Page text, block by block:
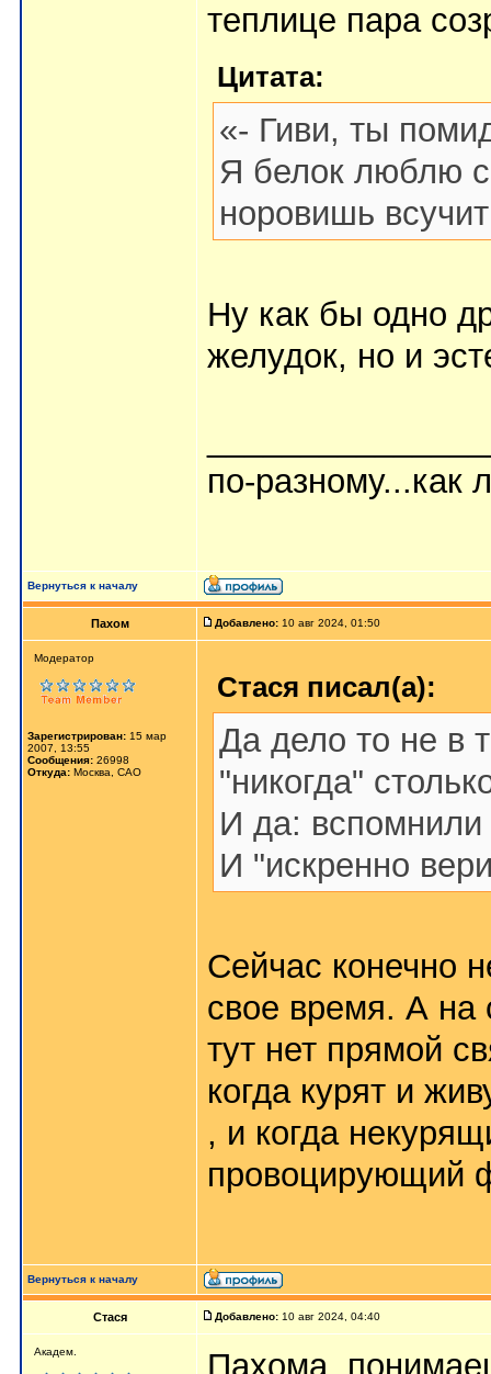
теплице пара
Цитата:
«- Гиви, ты
Я белок люблю с
норовишь
Ну как бы одно
желудок, но и
по-разному...как
Вернуться к началу
Пахом Добавлено: 10 авг 2024, 01:50
Мoдератор
Зарегистрирован: 15 мар
2007, 13:55
Сообщения: 26998
Откуда: Москва, САО
Стася писал(а):
Да дело то не в
"никогда"
И да: вспомнили
И "искренно
Сейчас конечно
свое время. А на
тут нет прямой
когда курят и
, и когда
провоцирующий
Вернуться к началу
Стася Добавлено: 10 авг 2024, 04:40
Aкaдeм. Пахома,